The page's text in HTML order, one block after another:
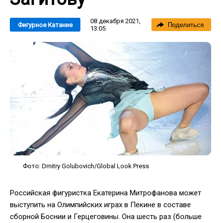
Фигурное Катание
08 декабря 2021,
13:05
Поделиться
Фото: Dmitry Golubovich/Global Look Press
Российская фигуристка Екатерина Митрофанова может
выступить на Олимпийских играх в Пекине в составе
сборной Боснии и Герцеговины. Она шесть раз (больше